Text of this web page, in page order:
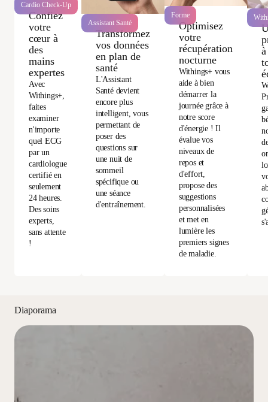
Cardio Check-Up
Confiez
votre
cœur à
des
mains
expertes
Avec
Withings+,
faites
examiner
n'importe
quel ECG
par un
cardiologue
certifié en
seulement
24 heures.
Des soins
experts,
sans attente
!
Assistant Santé
Transformez
vos données
en plan de
santé
L'Assistant
Santé devient
encore plus
intelligent, vous
permettant de
poser des
questions sur
une nuit de
sommeil
spécifique ou
une séance
d'entraînement.
Forme
Optimisez
votre
récupération
nocturne
Withings+ vous
aide à bien
démarrer la
journée grâce à
notre score
d'énergie ! Il
évalue vos
niveaux de
repos et
d'effort,
propose des
suggestions
personnalisées
et met en
lumière les
premiers signes
de maladie.
Diaporama